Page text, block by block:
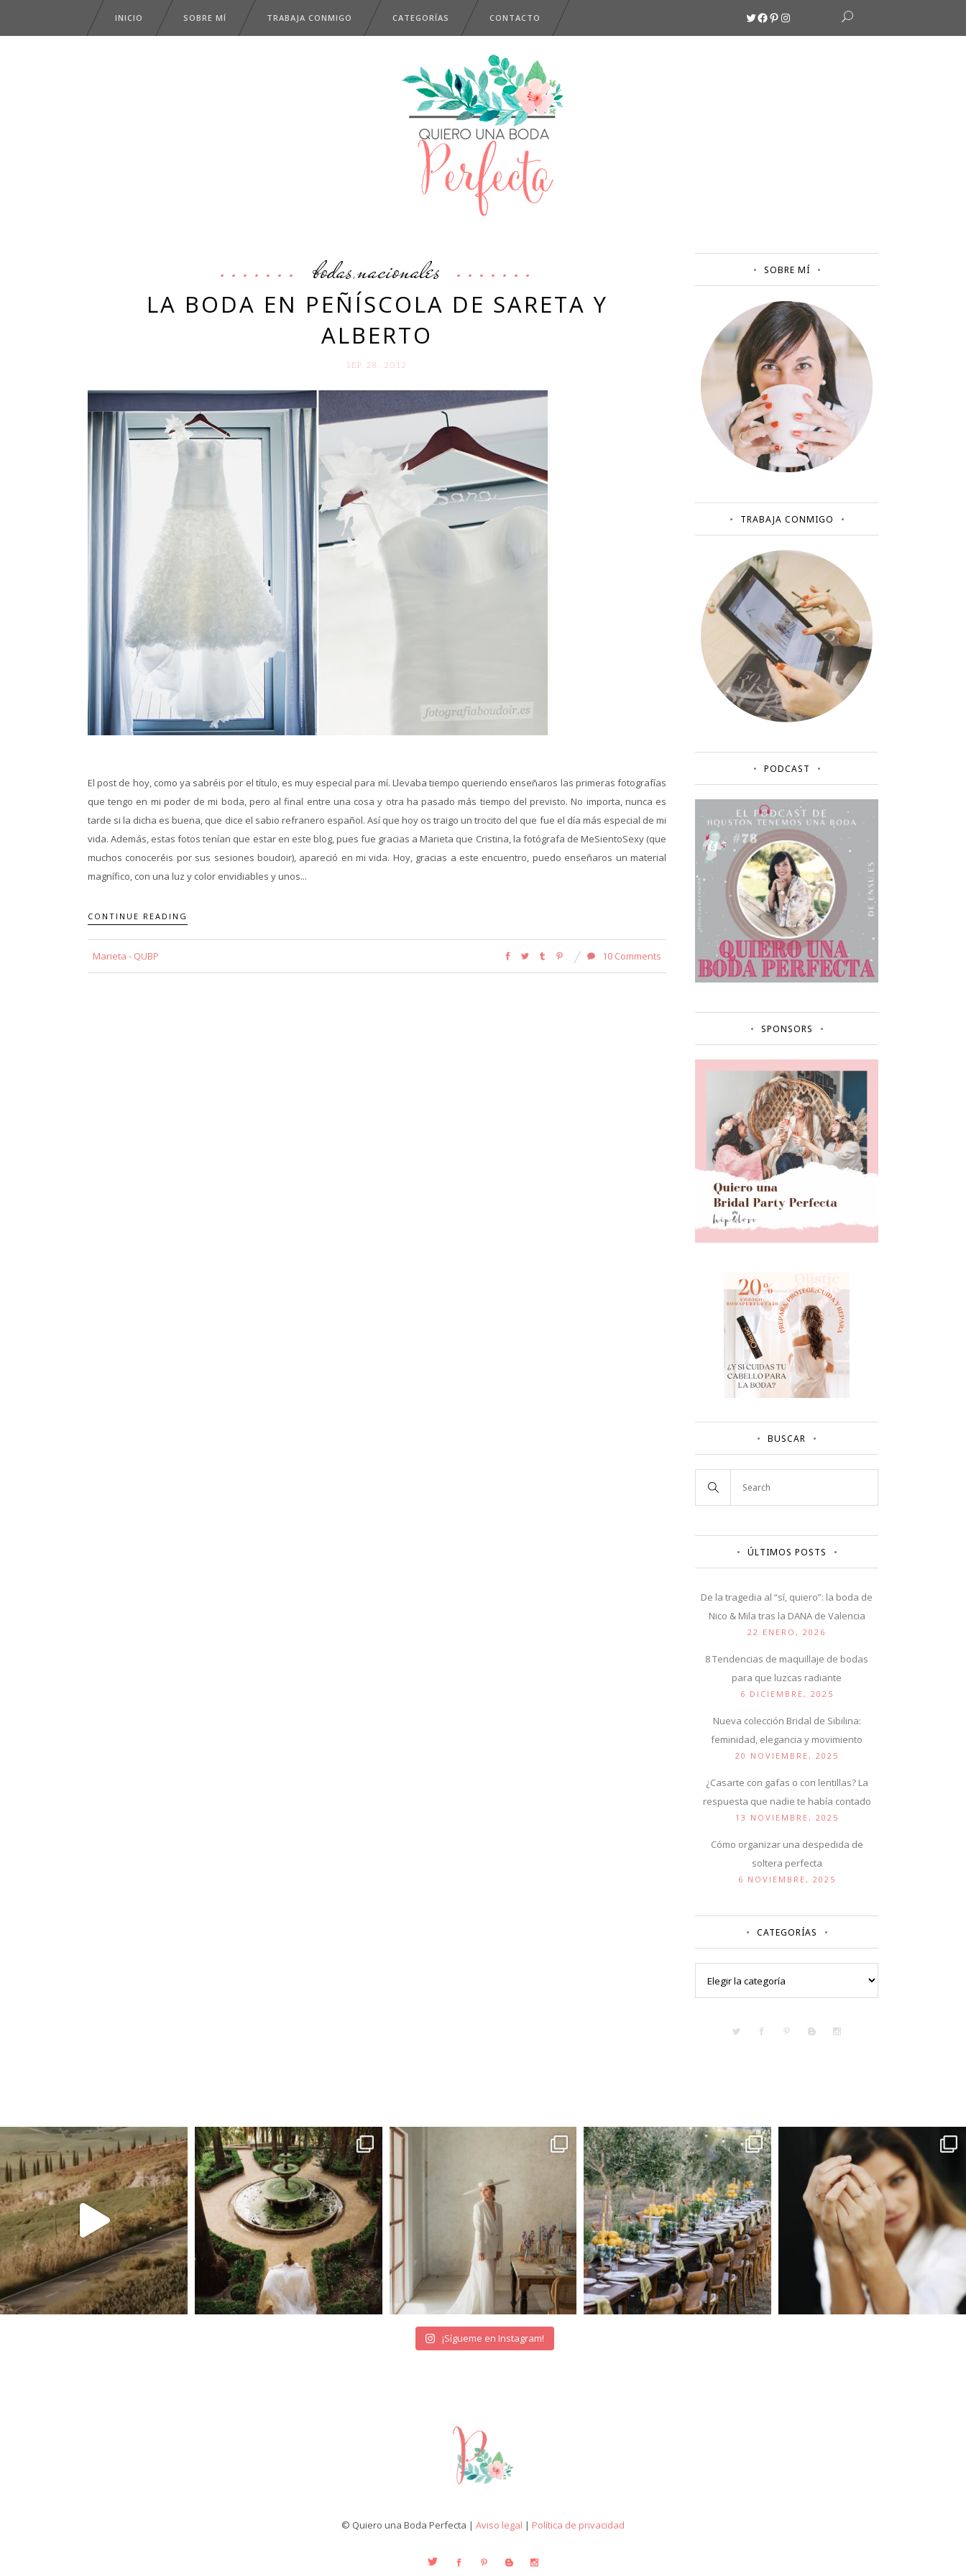
INICIO SOBRE MÍ TRABAJA CONMIGO CATEGORÍAS CONTACTO Twitter
Facebook
Pinterest
Instagram
bodas,nacionales
LA BODA EN PEÑÍSCOLA DE SARETA Y
ALBERTO
SEP 28. 2012
El post de hoy, como ya sabréis por el título, es muy especial para mí. Llevaba tiempo queriendo enseñaros las primeras fotografías
que tengo en mi poder de mi boda, pero al final entre una cosa y otra ha pasado más tiempo del previsto. No importa, nunca es
tarde si la dicha es buena, que dice el sabio refranero español. Así que hoy os traigo un trocito del que fue el día más especial de mi
vida. Además, estas fotos tenían que estar en este blog, pues fue gracias a Marieta que Cristina, la fotógrafa de MeSientoSexy (que
muchos conoceréis por sus sesiones boudoir), apareció en mi vida. Hoy, gracias a este encuentro, puedo enseñaros un material
magnífico, con una luz y color envidiables y unos...
CONTINUE READING
Marieta - QUBP 10 Comments
SOBRE MÍ
TRABAJA CONMIGO
PODCAST
SPONSORS
BUSCAR
ÚLTIMOS POSTS
De la tragedia al “sí, quiero”: la boda de
Nico & Mila tras la DANA de Valencia
22 ENERO, 2026
8 Tendencias de maquillaje de bodas
para que luzcas radiante
6 DICIEMBRE, 2025
Nueva colección Bridal de Sibilina:
feminidad, elegancia y movimiento
20 NOVIEMBRE, 2025
¿Casarte con gafas o con lentillas? La
respuesta que nadie te había contado
13 NOVIEMBRE, 2025
Cómo organizar una despedida de
soltera perfecta
6 NOVIEMBRE, 2025
CATEGORÍAS
¡Sígueme en Instagram!
© Quiero una Boda Perfecta | Aviso legal | Política de privacidad